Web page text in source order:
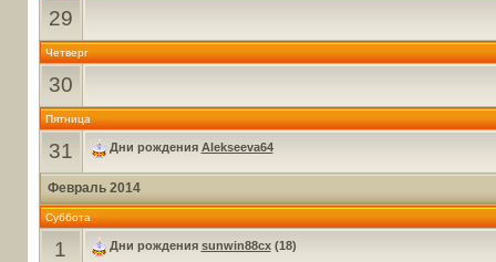
29
Четверг
30
Пятница
31 Дни рождения Alekseeva64
Февраль 2014
Суббота
1 Дни рождения sunwin88cx(18)